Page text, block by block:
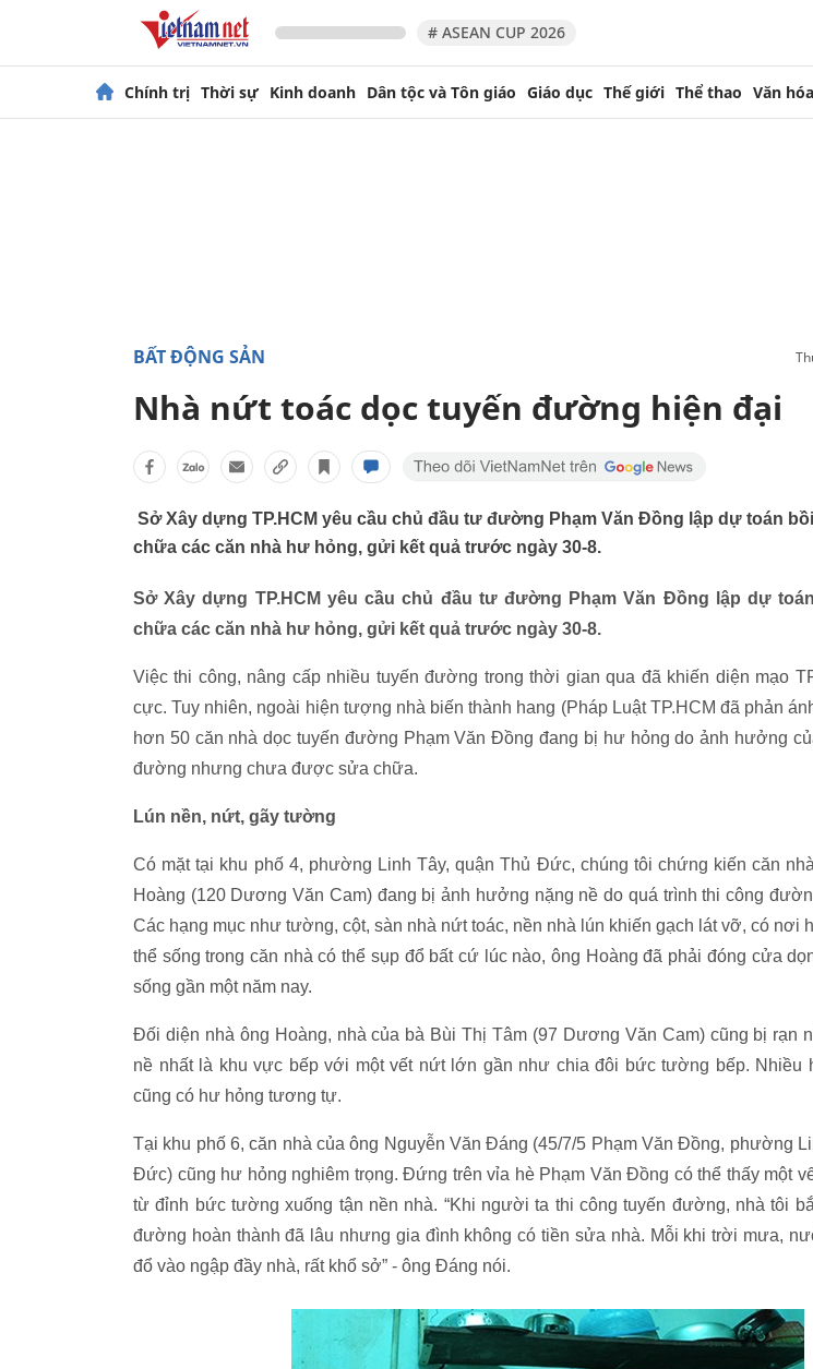
# ASEAN CUP 2026
Chính trị Thời sự Kinh doanh Dân tộc và Tôn giáo Giáo dục Thế giới Thể thao Văn
BẤT ĐỘNG SẢN
Nhà nứt toác dọc tuyến đường hiện đại
Sở Xây dựng TP.HCM yêu cầu chủ đầu tư đường Phạm Văn Đồng lập dự toán
chữa các căn nhà hư hỏng, gửi kết quả trước ngày 30-8.
Sở Xây dựng TP.HCM yêu cầu chủ đầu tư đường Phạm Văn Đồng lập dự
chữa các căn nhà hư hỏng, gửi kết quả trước ngày 30-8.
Việc thi công, nâng cấp nhiều tuyến đường trong thời gian qua đã khiến diện mạo
cực. Tuy nhiên, ngoài hiện tượng nhà biến thành hang (Pháp Luật TP.HCM đã phản
hơn 50 căn nhà dọc tuyến đường Phạm Văn Đồng đang bị hư hỏng do ảnh hưởng
đường nhưng chưa được sửa chữa.
Lún nền, nứt, gãy tường
Có mặt tại khu phố 4, phường Linh Tây, quận Thủ Đức, chúng tôi chứng kiến căn
Hoàng (120 Dương Văn Cam) đang bị ảnh hưởng nặng nề do quá trình thi công
Các hạng mục như tường, cột, sàn nhà nứt toác, nền nhà lún khiến gạch lát vỡ, có nơi
thể sống trong căn nhà có thể sụp đổ bất cứ lúc nào, ông Hoàng đã phải đóng cửa
sống gần một năm nay.
Đối diện nhà ông Hoàng, nhà của bà Bùi Thị Tâm (97 Dương Văn Cam) cũng bị rạn
nề nhất là khu vực bếp với một vết nứt lớn gần như chia đôi bức tường bếp. Nhiều
cũng có hư hỏng tương tự.
Tại khu phố 6, căn nhà của ông Nguyễn Văn Đáng (45/7/5 Phạm Văn Đồng, phường
Đức) cũng hư hỏng nghiêm trọng. Đứng trên vỉa hè Phạm Văn Đồng có thể thấy một
từ đỉnh bức tường xuống tận nền nhà. “Khi người ta thi công tuyến đường, nhà tôi
đường hoàn thành đã lâu nhưng gia đình không có tiền sửa nhà. Mỗi khi trời mưa,
đổ vào ngập đầy nhà, rất khổ sở” - ông Đáng nói.